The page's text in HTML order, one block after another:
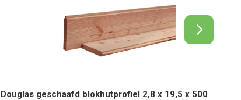
Douglas geschaafd blokhutprofiel 2,8 x 19,5 x 500